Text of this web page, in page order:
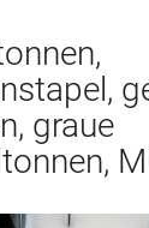
graue